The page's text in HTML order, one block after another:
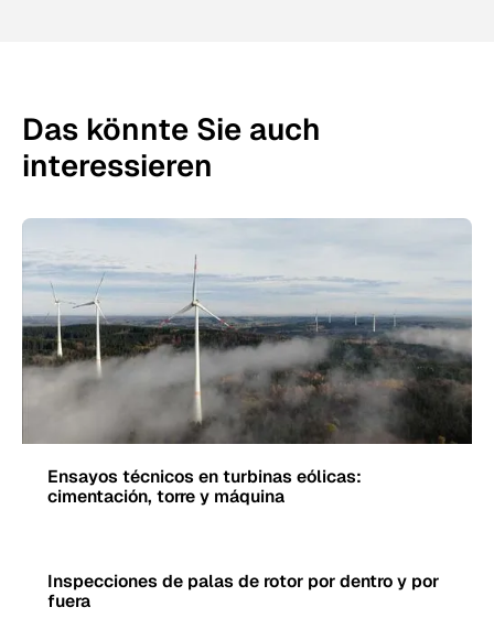
Das könnte Sie auch
interessieren
Ensayos técnicos en turbinas eólicas:
cimentación, torre y máquina
Inspecciones de palas de rotor por dentro y por
fuera